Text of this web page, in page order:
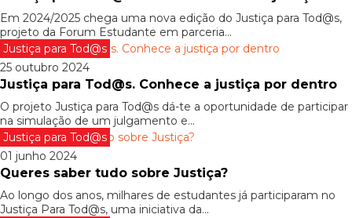
Em 2024/2025 chega uma nova edição do Justiça para Tod@s,
projeto da Forum Estudante em parceria...
Justiça para Tod@s
25 outubro 2024
Justiça para Tod@s. Conhece a justiça por dentro
O projeto Justiça para Tod@s dá-te a oportunidade de participar
na simulação de um julgamento e...
Justiça para Tod@s
01 junho 2024
Queres saber tudo sobre Justiça?
Ao longo dos anos, milhares de estudantes já participaram no
Justiça Para Tod@s, uma iniciativa da...